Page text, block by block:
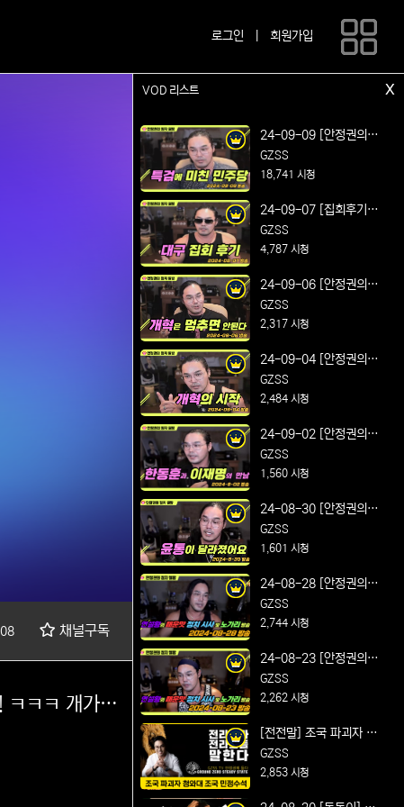
로그인 회원가입
채널구독
개가
VOD 리스트 x
24-09-09 [안정권의 썰
방] 연설왕의 매운맛 정
치 시사 및 노가리 방송
당
GZSS
18,741 시청
24-09-07 [집회후기방
송] 박정희 대통령 동상
건립 찬성! 대구 동성로
GZSS
4,787 시청
24-09-06 [안정권의 썰
방] 연설왕의 매운맛 정
치 시사 및 노가리 방송
된다
GZSS
2,317 시청
24-09-04 [안정권의 썰
방] 연설왕의 매운맛 정
치 시사 및 노가리 방송
GZSS
2,484 시청
24-09-02 [안정권의 썰
방] 연설왕의 매운맛 정
치 시사 및 노가리 방송
의 만남
GZSS
1,560 시청
24-08-30 [안정권의 썰
방] 연설왕의 매운맛 정
치 시사 및 노가리 방송
요
GZSS
1,601 시청
24-08-28 [안정권의 썰
방] 연설왕의 매운맛 정
치 시사 및 노가리 방송
GZSS
2,744 시청
24-08-23 [안정권의 썰
방] 연설왕의 매운맛 정
치 시사 및 노가리 방송
강 유의
GZSS
2,262 시청
[전전말] 조국 파괴자 청
와대 조국 민정수석 얼마
나 아십니까
GZSS
2,853 시청